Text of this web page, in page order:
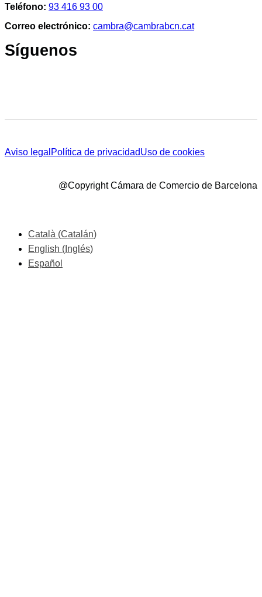
Teléfono: 93 416 93 00
Correo electrónico: cambra@cambrabcn.cat
Síguenos
Aviso legal Política de privacidadUso de cookies
@Copyright Cámara de Comercio de Barcelona
Català (Catalán)
English ( Inglés)
Español